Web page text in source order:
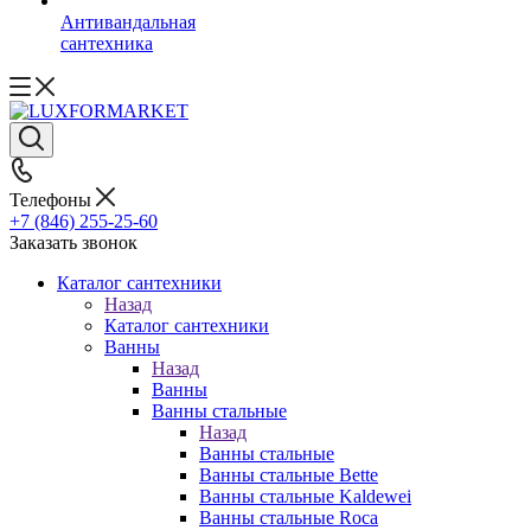
Антивандальная
сантехника
Телефоны
+7 (846) 255-25-60
Заказать звонок
Каталог сантехники
Назад
Каталог сантехники
Ванны
Назад
Ванны
Ванны стальные
Назад
Ванны стальные
Ванны стальные Bette
Ванны стальные Kaldewei
Ванны стальные Roca